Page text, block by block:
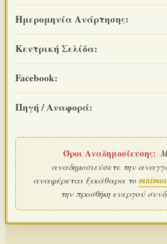
Ημερομηνία Ανάρτησης:
Κεντρική Σελίδα:
Facebook:
Πηγή / Αναφορά:
Όροι Αναδημοσίευσης:
αναδημοσιεύσετε την
αναφέρεται ξεκάθαρα το
την προσθήκη ενεργού